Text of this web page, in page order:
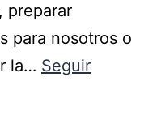
preparar
para nosotros o
la… Seguir